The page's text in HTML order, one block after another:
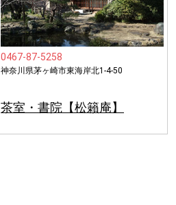
0467-87-5258
神奈川県茅ヶ崎市東海岸北1-4-50
茶室・書院【松籟庵】